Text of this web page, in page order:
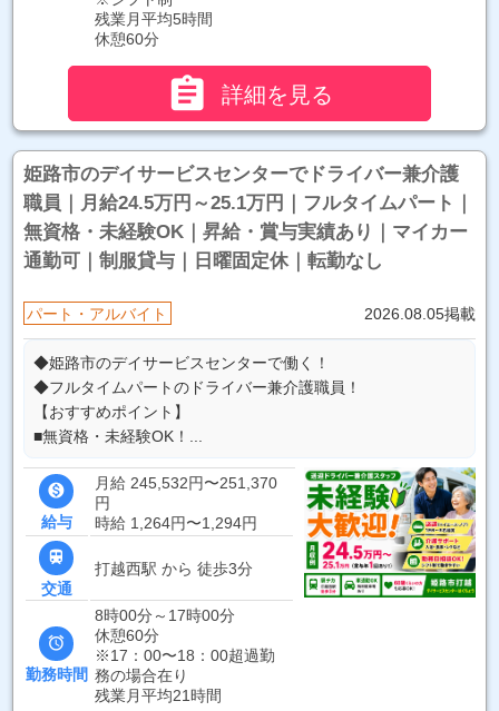
残業月平均5時間
休憩60分
 詳細を見る
姫路市のデイサービスセンターでドライバー兼介護
職員｜月給24.5万円～25.1万円｜フルタイムパート｜
無資格・未経験OK｜昇給・賞与実績あり｜マイカー
通勤可｜制服貸与｜日曜固定休｜転勤なし
パート・アルバイト 2026.08.05掲載
◆姫路市のデイサービスセンターで働く！
◆フルタイムパートのドライバー兼介護職員！
【おすすめポイント】
■無資格・未経験OK！...

給与
月給 245,532円〜251,370
円
時給 1,264円〜1,294円

交通
打越西駅 から 徒歩3分

勤務時間
8時00分～17時00分
休憩60分
※17：00〜18：00超過勤
務の場合在り
残業月平均21時間